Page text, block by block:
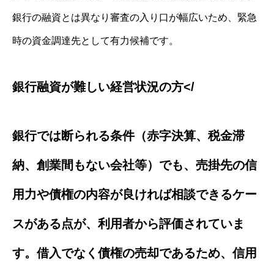
銀行の融資とは異なり審査の入り口が幅広いため、緊急
時の資金調達先として有力候補です。
銀行融資が難しい経営状況の方</
銀行では断られる条件（赤字決算、税金滞
納、創業間もない会社等）でも、売掛先の信
用力や債権の内容が良ければ相談できるケー
スがある点が、利用者から評価されていま
す。借入でなく債権の売却であるため、信用